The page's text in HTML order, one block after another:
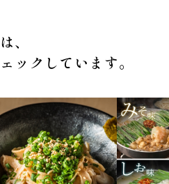
、
ックしています。